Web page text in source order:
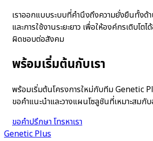
เราออกแบบระบบที่คำนึงถึงความยั่งยืนทั้ง
และการใช้งานระยะยาว เพื่อให้องค์กรเติบโต
ผิดชอบต่อสังคม
พร้อมเริ่มต้นกับเรา
พร้อมเริ่มต้นโครงการใหม่กับทีม Genetic
ขอคำแนะนำและวางแผนโซลูชันที่เหมาะสม
ขอคำปรึกษาโทรหาเรา
Genetic Plus